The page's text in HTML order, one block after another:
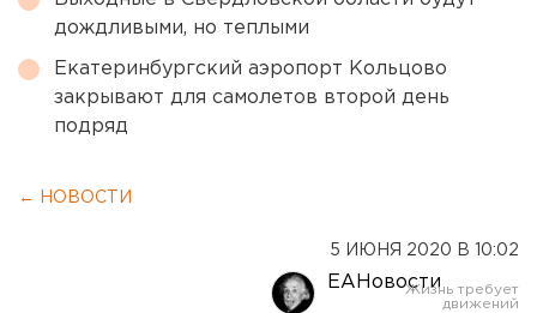
дождливыми, но теплыми
Екатеринбургский аэропорт Кольцово
закрывают для самолетов второй день
подряд
← НОВОСТИ
5 ИЮНЯ 2020 В 10:02
ЕАНовости